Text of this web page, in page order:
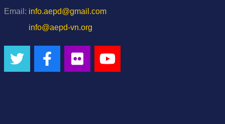
Email: info.aepd@gmail.com
info@aepd-vn.org